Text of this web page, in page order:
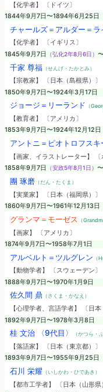
【化学者】 〔ドイツ〕
1844年9月7日〜1894年6月25日
チャールズ＝アルダー＝ラ
【化学者】 〔イギリス〕
1845年9月7日
（弘化2年8月6日）
千家 尊福（せんげ・たかとみ）
【宗教家】 〔日本（島根県）〕
1850年9月7日〜1924年3月17日
ジョージ＝リーランド （
【教育者】 〔アメリカ〕
1853年9月7日〜1924年12月12日
アントニ＝ピオトロフスキ
【画家、イラストレーター】 〔
1858年9月7日
（安政5年8月1日）
團 琢磨（だん・たくま）
【実業家】 〔日本（福岡県）〕
1860年9月7日〜1961年12月13日
グランマ＝モーゼス （
【画家】 〔アメリカ〕
1874年9月7日〜1958年7月1日
アルベルト＝ツルグレン （
【動物学者】 〔スウェーデン〕
1888年9月7日〜1970年1月9日
佐久間 鼎 （さくま・かなえ）
【心理学者、言語学者】 〔日本
1892年9月7日〜1978年3月8日
桂 文治 〈9代目〉 （かつら・
【落語家】 〔日本（東京都）〕
1893年9月7日〜1955年9月25日
石川 栄耀 （いしかわ・ひであき）
【都市工学者】 〔日本（山形県